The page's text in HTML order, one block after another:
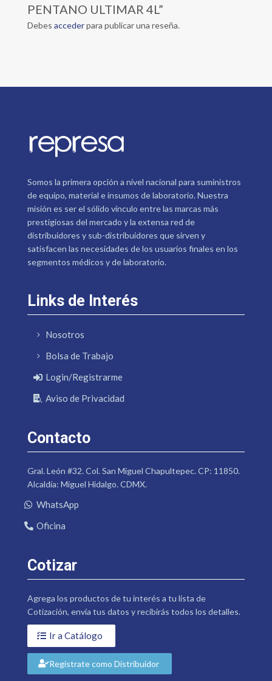
PENTANO ULTIMAR 4L”
Debes accederpara publicar una reseña.
Somos la primera opción a nivel nacional para suministros
de equipo, material e insumos de laboratorio. Nuestra
misión es ser el sólido vínculo entre las marcas más
prestigiosas del mercado y la extensa red de
distribuidores y sub-distribuidores que sirven y
satisfacen las necesidades de los usuarios finales en los
segmentos médicos y de laboratorio.
Links de Interés
Nosotros
Bolsa de Trabajo
Login/Registrarme
Aviso de Privacidad
Contacto
Gral. León #32. Col. San Miguel Chapultepec. CP: 11850.
Alcaldía: Miguel Hidalgo. CDMX.
WhatsApp
Oficina
Cotizar
Agrega los productos de tu interés a tu lista de
Cotización, envía tus datos y recibirás todos los detalles.
Ir a Catálogo
Regístrate como Distribuidor